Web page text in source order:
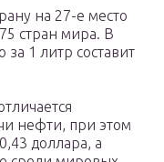
на 27-е место
стран мира. В
за 1 литр составит
нефти, при этом
доллара, а